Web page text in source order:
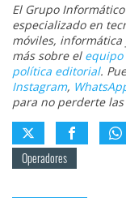
El Grupo
especializado en
móviles, informática
más sobre el equipo
política editorial.
Instagram,
para no perderte
Operadores